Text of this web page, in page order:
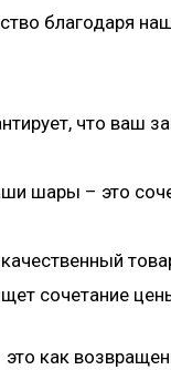
благодаря
что ваш
шары – это
сочетание
как